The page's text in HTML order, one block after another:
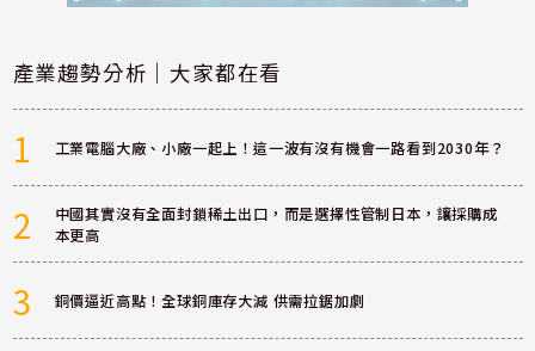
產業趨勢分析｜大家都在看
1 工業電腦大廠、小廠一起上！這一波有沒有機會一路看到2030年？
2
中國其實沒有全面封鎖稀土出口，而是選擇性管制日本，讓採購成
本更高
3 銅價逼近高點！全球銅庫存大減 供需拉鋸加劇